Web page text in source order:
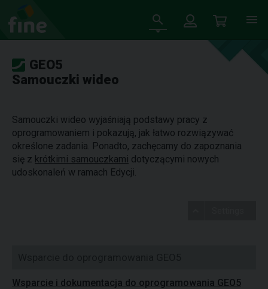
GEO5
Samouczki wideo
Samouczki wideo wyjaśniają podstawy pracy z
oprogramowaniem i pokazują, jak łatwo rozwiązywać
określone zadania. Ponadto, zachęcamy do zapoznania
się z krótkimi samouczkami dotyczącymi nowych
udoskonaleń w ramach Edycji.
Wsparcie i dokumentacja do oprogramowania GEO5